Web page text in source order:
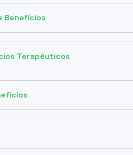
Benefícios
Terapêuticos